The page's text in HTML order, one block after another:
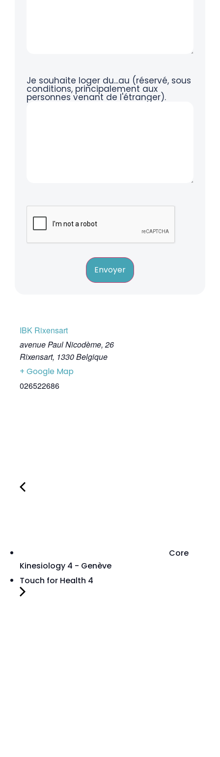
Je souhaite loger du...au (réservé, sous
conditions, principalement aux
personnes venant de l'étranger).
Envoyer
IBK Rixensart
avenue Paul Nicodème, 26
Rixensart, 1330Belgique
+ Google Map
026522686
Core
Kinesiology 4 - Genève
Touch for Health 4